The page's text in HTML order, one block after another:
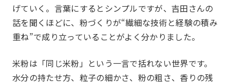
げていく。言葉にするとシンプルですが、吉田さんの
話を聞くほどに、粉づくりが“繊細な技術と経験の積み
重ね”で成り立っていることがよく分かりました。
米粉は「同じ米粉」という一言で括れない世界です。
水分の持たせ方、粒子の細かさ、粉の粗さ、香りの残